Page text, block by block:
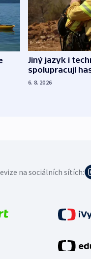
Jiný jazyk i
spolupracují
6. 8. 2026
na sociálních sítích: